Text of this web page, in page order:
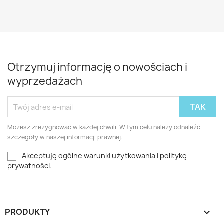
Otrzymuj informację o nowościach i
wyprzedażach
Możesz zrezygnować w każdej chwili. W tym celu należy odnaleźć
szczegóły w naszej informacji prawnej.
Akceptuję ogólne warunki użytkowania i politykę
prywatności.
PRODUKTY 